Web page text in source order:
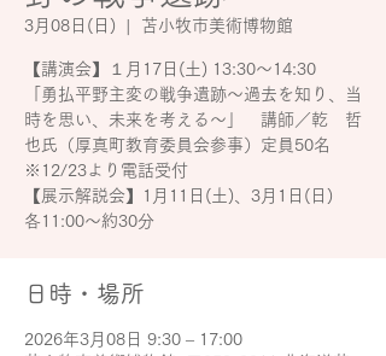
3月08日(日) 苫小牧市美術博物館
【講演会】１月17日(土) 13:30～14:30
「勇払平野主変の戦争遺跡～過去を知り、当
時を思い、未来を考える～」 講師／乾 哲
也氏（厚真町教育委員会参事）定員50名
※12/23より電話受付
【展示解説会】1月11日(土)、3月1日(日)
各11:00～約30分
日時・場所
2026年3月08日 9:30 – 17:00